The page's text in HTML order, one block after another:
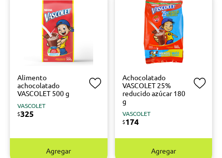
Alimento
achocolatado
VASCOLET 500 g
VASCOLET
$325
Agregar
Achocolatado
VASCOLET 25%
reducido azúcar 180
g
VASCOLET
$174
Agregar